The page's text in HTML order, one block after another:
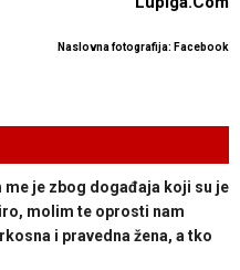
Naslovna fotografija: Facebook
me je zbog događaja koji su je
molim te oprosti nam
i pravedna žena, a tko